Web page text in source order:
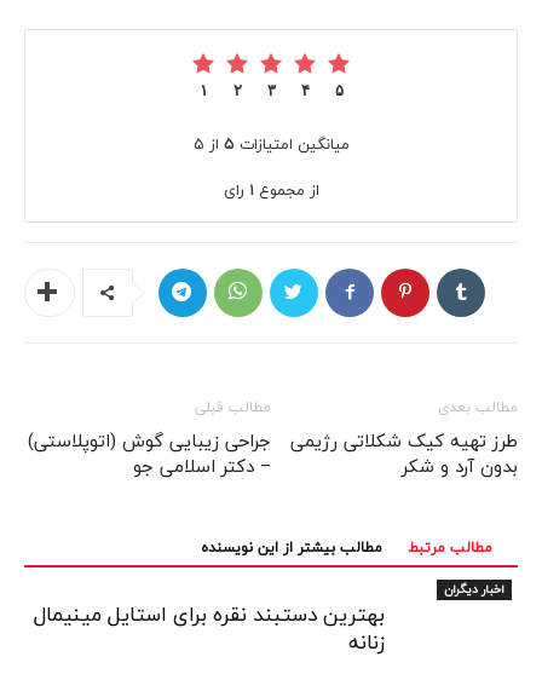
۵ ۴ ۳ ۲ ۱
میانگین امتیازات ۵ از ۵
از مجموع۱ رای
مطالب قبلی
جراحی زیبایی گوش (اتوپلاستی)
– دکتر اسلامی جو
مطالب بعدی
طرز تهیه کیک شکلاتی رژیمی
بدون آرد و شکر
مطالب مرتبط مطالب بیشتر از این نویسنده
اخبار دیگران
بهترین دستبند نقره برای استایل مینیمال
زنانه